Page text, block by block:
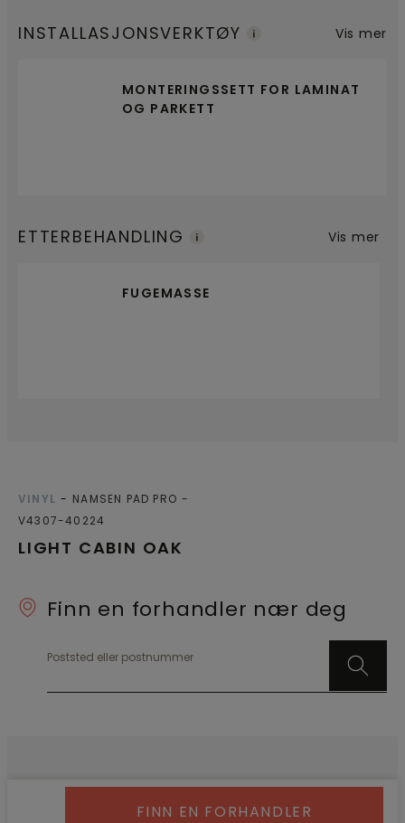
INSTALLASJONSVERKTØY
MONTERINGSSETT FOR LAMINAT
OG PARKETT
Vis mer
ETTERBEHANDLING
FUGEMASSE
Vis mer
LIGHT CABIN OAK
VINYL
NAMSEN PAD PRO
V4307-40224
Finn en forhandler nær deg
Poststed eller postnummer
FINN EN FORHANDLER